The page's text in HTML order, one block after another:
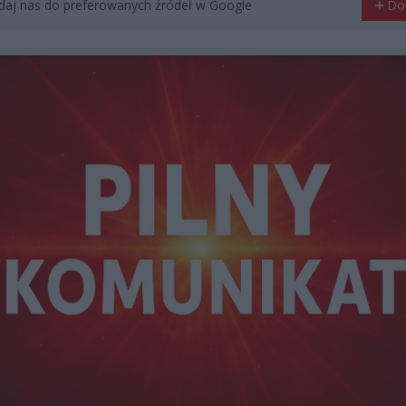
nas do preferowanych źródeł w Google